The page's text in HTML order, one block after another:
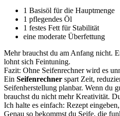
1 Basisöl für die Hauptmenge
1 pflegendes Öl
1 festes Fett für Stabilität
eine moderate Überfettung
Mehr brauchst du am Anfang nicht.
lohnt sich Feintuning.
Fazit: Ohne Seifenrechner wird es
Ein Seifenrechner spart Zeit,
Seifenherstellung planbar. Wenn du
brauchst du nicht mehr Kreativität.
Ich halte es einfach: Rezept
Genau so bekommst du Seife, die